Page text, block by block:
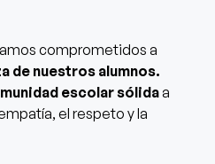
comprometidos a
de nuestros alumnos.
escolar sólidaa
el respeto y la